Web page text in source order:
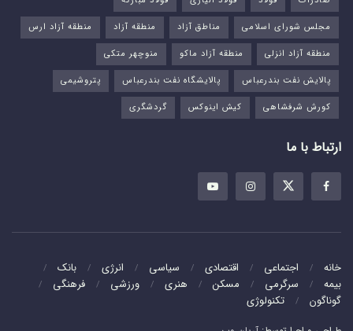
مجلس شورای اسلامی
مناطق آزاد منطقه آزاد
منطقه آزاد ارس
منطقه آزاد انزلی
منطقه آزاد ماکو
منوچهر متکی
پالایش نفت بندرعباس
پالایشگاه نفت بندرعباس
پتروشیمی
کورش شرفشاهی
کیش اینوکس گردشگری
ارتباط با ما
خانه اجتماعی اقتصادی سیاسی انرژی
بانک
بیمه
سرگرمی مسکن هنری ورزشی
فرهنگی
گوناگون
تکنولوژی